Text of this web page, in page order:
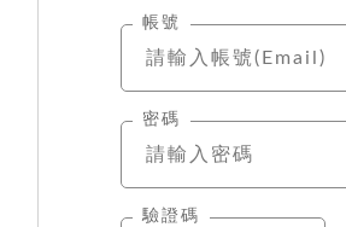
帳號
密碼
驗證碼